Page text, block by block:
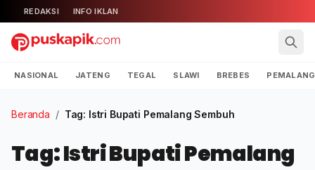
REDAKSI INFO IKLAN
NASIONAL JATENG TEGAL SLAWI BREBES PEMALANG
Beranda / Tag: Istri Bupati Pemalang Sembuh
Tag: Istri Bupati Pemalang